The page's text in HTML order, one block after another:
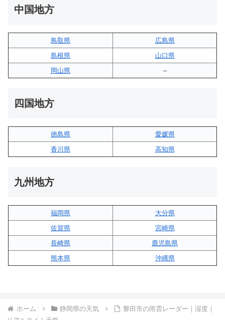
中国地方
鳥取県
広島県
島根県
山口県
岡山県
–
四国地方
徳島県
愛媛県
香川県
高知県
九州地方
福岡県
大分県
佐賀県
宮崎県
長崎県
鹿児島県
熊本県
沖縄県
ホーム 静岡県の天気
磐田市の雨雲レーダー｜湿度｜